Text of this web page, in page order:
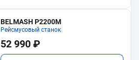
BELMASH P2200M
Рейсмусовый станок
52 990 ₽